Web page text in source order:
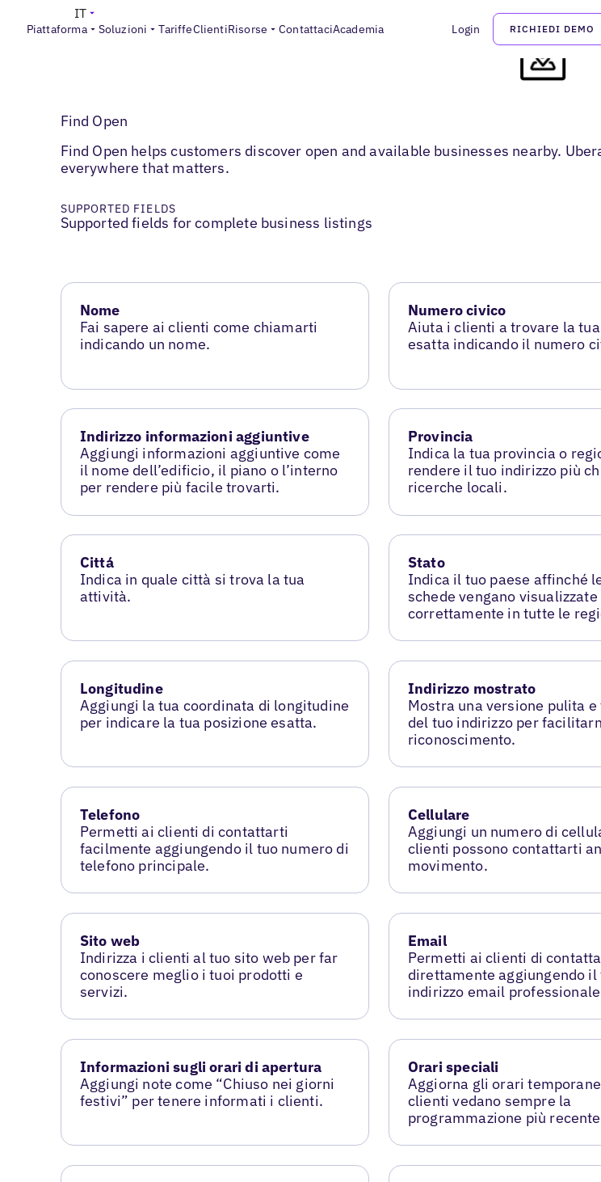
Piattaforma Soluzioni TariffeClientiRisorse ContattaciAcademia Login RICHIEDI DEMO
IT
Find Open
Find Open helps customers discover open and available businesses nearby.
everywhere that matters.
SUPPORTED FIELDS
Supported fields for complete business listings
Nome
Fai sapere ai clienti come chiamarti
indicando un nome.
Numero civico
Aiuta i clienti a trovare la
esatta indicando il numero
Indirizzo informazioni aggiuntive
Aggiungi informazioni aggiuntive come
il nome dell’edificio, il piano o l’interno
per rendere più facile trovarti.
Provincia
Indica la tua provincia o
rendere il tuo indirizzo più
ricerche locali.
Cittá
Indica in quale città si trova la tua
attività.
Stato
Indica il tuo paese affinché
schede vengano visualizzate
correttamente in tutte le
Longitudine
Aggiungi la tua coordinata di longitudine
per indicare la tua posizione esatta.
Indirizzo mostrato
Mostra una versione pulita
del tuo indirizzo per
riconoscimento.
Telefono
Permetti ai clienti di contattarti
facilmente aggiungendo il tuo numero di
telefono principale.
Cellulare
Aggiungi un numero di
clienti possono contattarti
movimento.
Sito web
Indirizza i clienti al tuo sito web per far
conoscere meglio i tuoi prodotti e
servizi.
Email
Permetti ai clienti di
direttamente aggiungendo il
indirizzo email
Informazioni sugli orari di apertura
Aggiungi note come “Chiuso nei giorni
festivi” per tenere informati i clienti.
Orari speciali
Aggiorna gli orari
clienti vedano sempre la
programmazione più